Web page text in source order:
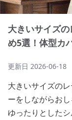
大きいサイズ
め5選！体型カ
更新日 2026-06-18
大きいサイズの
ーをしながらお
ゆったりとした